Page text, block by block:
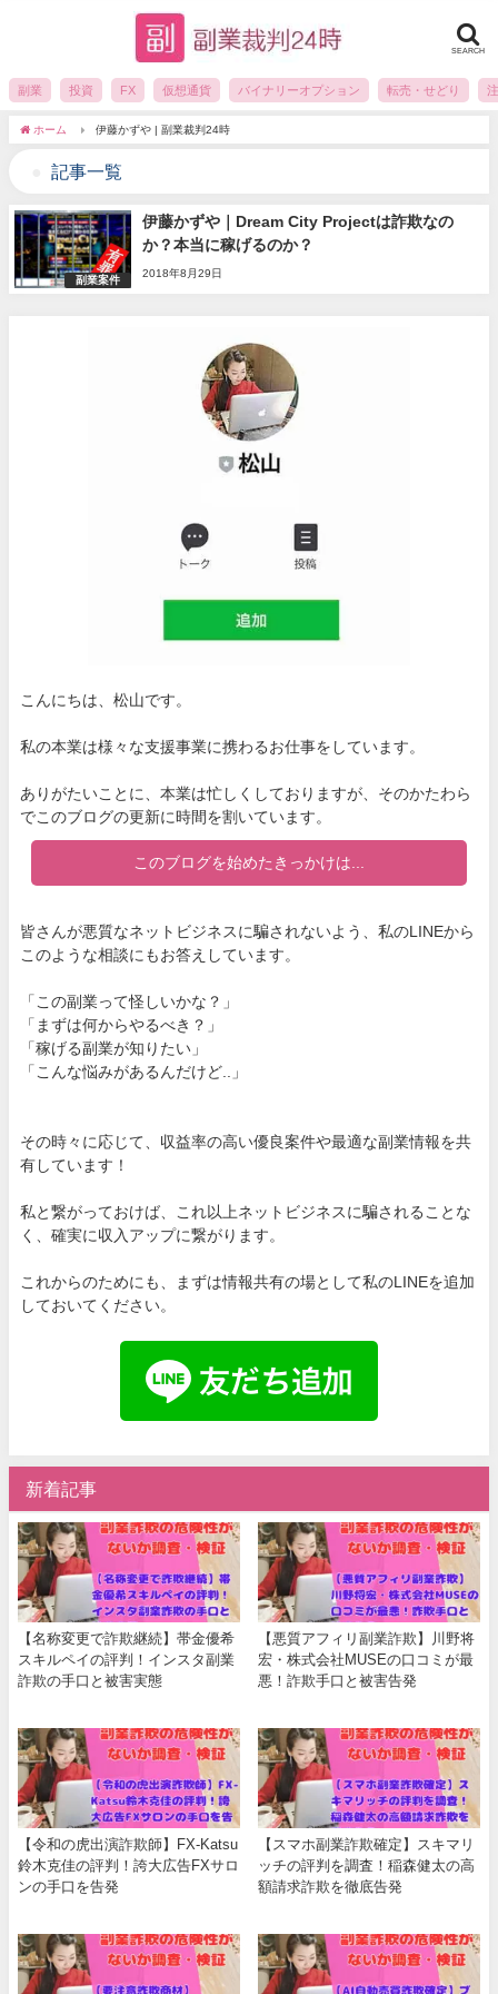
SEARCH
副業 投資 FX 仮想通貨 バイナリーオプション 転売・せどり
ホーム 伊藤かずや | 副業裁判24時
記事一覧
副業案件
伊藤かずや｜Dream City Projectは詐欺なの
か？本当に稼げるのか？
2018年8月29日
こんにちは、松山です。
私の本業は様々な支援事業に携わるお仕事をしています。
ありがたいことに、本業は忙しくしておりますが、そのかたわら
でこのブログの更新に時間を割いています。
このブログを始めたきっかけは...
皆さんが悪質なネットビジネスに騙されないよう、私のLINEから
このような相談にもお答えしています。
「この副業って怪しいかな？」
「まずは何からやるべき？」
「稼げる副業が知りたい」
「こんな悩みがあるんだけど..」
その時々に応じて、収益率の高い優良案件や最適な副業情報を共
有しています！
私と繋がっておけば、これ以上ネットビジネスに騙されることな
く、確実に収入アップに繋がります。
これからのためにも、まずは情報共有の場として私のLINEを追加
しておいてください。
新着記事
【名称変更で詐欺継続】帯金優希
スキルペイの評判！インスタ副業
詐欺の手口と被害実態
【悪質アフィリ副業詐欺】川野将
宏・株式会社MUSEの口コミが最
悪！詐欺手口と被害告発
【令和の虎出演詐欺師】FX-Katsu
鈴木克佳の評判！誇大広告FXサロ
ンの手口を告発
【スマホ副業詐欺確定】スキマリ
ッチの評判を調査！稲森健太の高
額請求詐欺を徹底告発